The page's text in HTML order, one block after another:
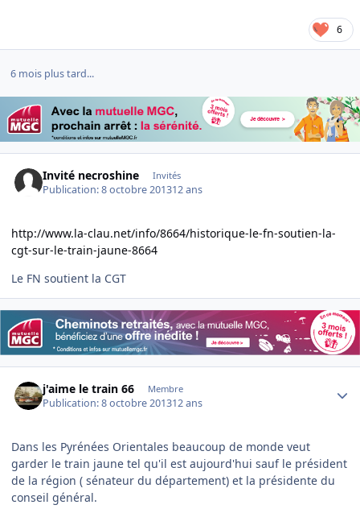
6
6 mois plus tard...
Invité necroshine Invités
Publication:8 octobre 201312 ans
http://www.la-clau.net/info/8664/historique-le-fn-soutien-la-
cgt-sur-le-train-jaune-8664
Le FN soutient la CGT
j'aime le train 66 Membre
Publication:8 octobre 201312 ans
Dans les Pyrénées Orientales beaucoup de monde veut
garder le train jaune tel qu'il est aujourd'hui sauf le président
de la région ( sénateur du département) et la présidente du
conseil général.